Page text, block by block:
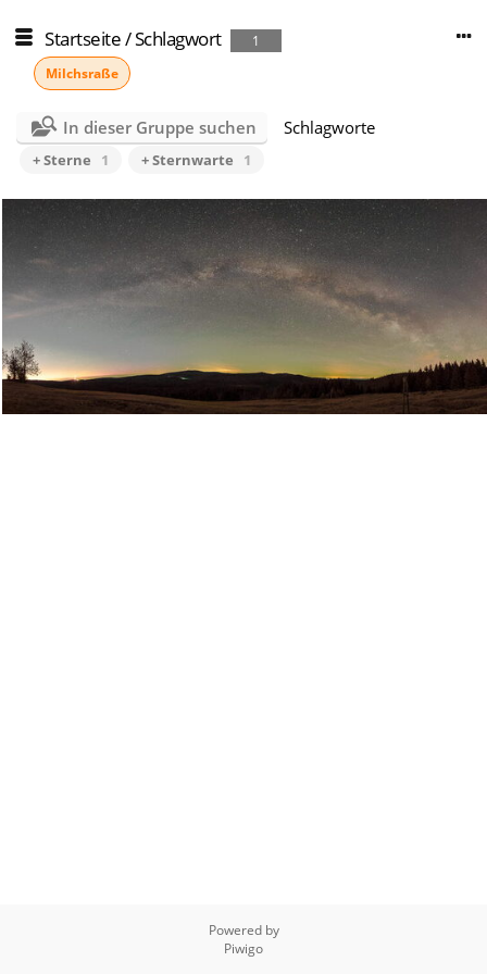
Startseite/Schlagwort
1
Milchsraße
In dieser Gruppe suchen Schlagworte
+ Sterne 1 + Sternwarte 1
Powered by
Piwigo